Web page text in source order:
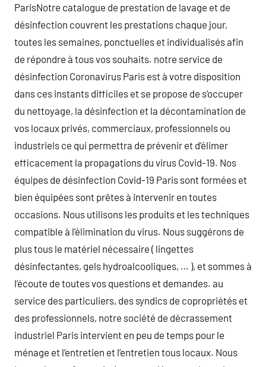
ParisNotre catalogue de prestation de lavage et de
désinfection couvrent les prestations chaque jour,
toutes les semaines, ponctuelles et individualisés afin
de répondre à tous vos souhaits. notre service de
désinfection Coronavirus Paris est à votre disposition
dans ces instants difficiles et se propose de s’occuper
du nettoyage, la désinfection et la décontamination de
vos locaux privés, commerciaux, professionnels ou
industriels ce qui permettra de prévenir et d’élimer
efficacement la propagations du virus Covid-19. Nos
équipes de désinfection Covid-19 Paris sont formées et
bien équipées sont prêtes à intervenir en toutes
occasions. Nous utilisons les produits et les techniques
compatible à l’élimination du virus. Nous suggérons de
plus tous le matériel nécessaire ( lingettes
désinfectantes, gels hydroalcooliques, … ), et sommes à
l’écoute de toutes vos questions et demandes. au
service des particuliers, des syndics de copropriétés et
des professionnels, notre société de décrassement
industriel Paris intervient en peu de temps pour le
ménage et l’entretien et l’entretien tous locaux. Nous